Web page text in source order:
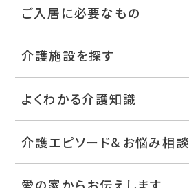
ご入居に必要なもの
介護施設を探す
よくわかる介護知識
介護エピソード＆お悩み相談